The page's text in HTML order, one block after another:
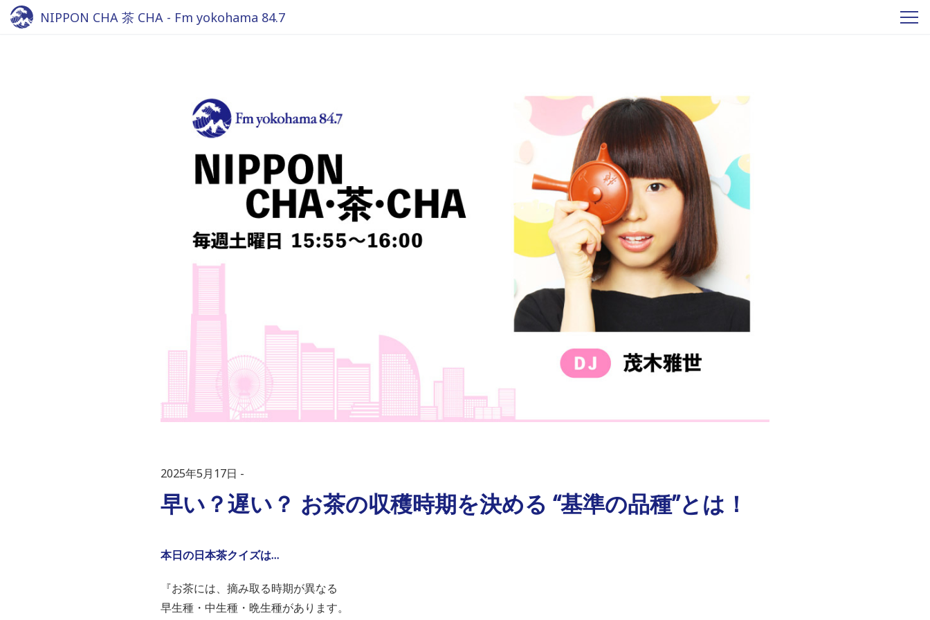
NIPPON CHA 茶 CHA - Fm yokohama 84.7
2025年5月17日
早い？遅い？ お茶の収穫時期を決める “基準の品種”とは！
本日の日本茶クイズは…
『お茶には、摘み取る時期が異なる
早生種・中生種・晩生種があります。